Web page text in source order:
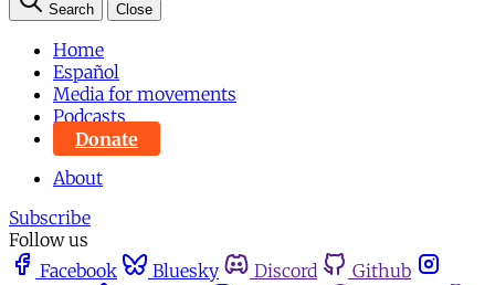
Search Close
Home
Español
Media for movements
Podcasts
Donate
About
Subscribe
Follow us
Facebook
Bluesky Discord
Github